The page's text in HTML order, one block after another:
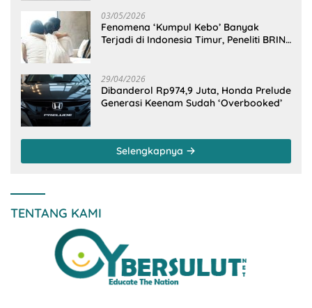
03/05/2026
Fenomena ‘Kumpul Kebo’ Banyak
Terjadi di Indonesia Timur, Peneliti BRIN
29/04/2026
Dibanderol Rp974,9 Juta, Honda Prelude
Generasi Keenam Sudah ‘Overbooked’
Selengkapnya
TENTANG KAMI